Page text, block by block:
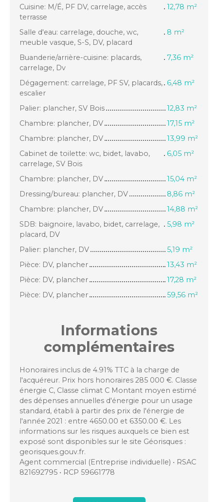
Cuisine: M/É, PF DV, carrelage, accès
terrasse
12,78 m²
Salle d'eau: carrelage, douche, wc,
meuble vasque, S-S, DV, placard
8 m²
Buanderie/arrière-cuisine: placards,
carrelage, Dv
7,36 m²
Dégagement: carrelage, PF SV, placards,
escalier
6,48 m²
Palier: plancher, SV Bois
12,83 m²
Chambre: plancher, DV
17,15 m²
Chambre: plancher, DV
13,99 m²
Cabinet de toilette: wc, bidet, lavabo,
carrelage, SV Bois
6,05 m²
Chambre: plancher, DV
15,04 m²
Dressing/bureau: plancher, DV
8,86 m²
Chambre: plancher, DV
14,88 m²
SDB: baignoire, lavabo, bidet, carrelage,
placard, DV
5,98 m²
Palier: plancher, DV
5,19 m²
Pièce: DV, plancher
13,43 m²
Pièce: DV, plancher
17,28 m²
Pièce: DV, plancher
59,56 m²
Informations
complémentaires
Honoraires inclus de 4.91% TTC à la charge de
l'acquéreur. Prix hors honoraires 285 000 €. Classe
énergie C, Classe climat C Montant moyen estimé
des dépenses annuelles d'énergie pour un usage
standard, établi à partir des prix de l'énergie de
l'année 2021 : entre 4650.00 et 6350.00 €. Les
informations sur les risques auxquels ce bien est
exposé sont disponibles sur le site Géorisques :
georisques.gouv.fr.
Agent commercial (Entreprise individuelle) • RSAC
821692795 • RCP 59661778